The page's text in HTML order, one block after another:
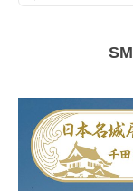
資料ダウンロード
InfoLoungeとは
利用規約
プライバシーポリシー